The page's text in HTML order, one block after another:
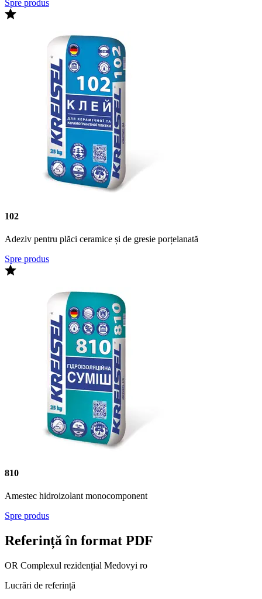
Spre produs
102
Adeziv pentru plăci ceramice și de gresie porțelanată
Spre produs
810
Amestec hidroizolant monocomponent
Spre produs
Referință în format PDF
OR Complexul rezidențial Medovyi ro
Lucrări de referință